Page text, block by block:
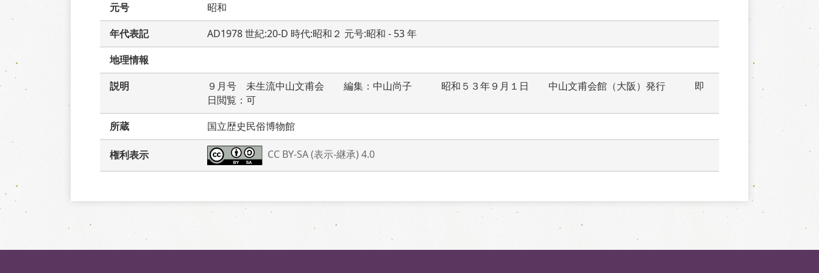
元号
昭和
年代表記
AD1978 世紀:20-D 時代:昭和２ 元号:昭和 - 53 年
地理情報
説明
９月号　未生流中山文甫会　　編集：中山尚子　　　昭和５３年９月１日　　中山文甫会館（大阪）発行　　　即
日閲覧：可
所蔵
国立歴史民俗博物館
権利表示 CC BY-SA (表示-継承) 4.0